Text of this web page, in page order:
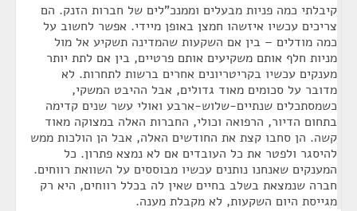
קיבלתי כמה פניות מבעלים וממנכ"לים של חברות הזנק. הם
צריכים עכשיו איזשהו חמצן באופן מיידי. אפשר לחשוב על
כמה מודלים – בין אם השקעות שהמדינה תשקיע אל מול
מניות חלף אותם משקיעים אותם פרטיים, בין אם לתת יותר
מענקים עכשיו בקריטריונים אחרים ברשות לתחרות. לא
מדובר על סכומים מאוד גדולים, אבל ההיבט המשקי,
כשמסתכלים שנתיים-שלוש-ארבע ואולי עשר שנים קדימה
בתחום הדיור, הרפואה וכולי, החברות האלה במצוקה מאוד
קשה. הן סחבו קצת את החודשים האלה, אבל הן הולכות ממש
להיסגר ולפטר את כל העובדים אם לא נמצא פתרון. כל
המענקים שאנחנו נותנים עכשיו מבוססים על השוואת רווחים.
חברה שנמצאת בשלב בחיים שאין לה בכלל רווחים, היא רק
מגייסת היום השקעות, לא מקבלת מענה.